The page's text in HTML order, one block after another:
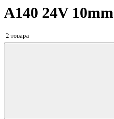
A140 24V
2 товара